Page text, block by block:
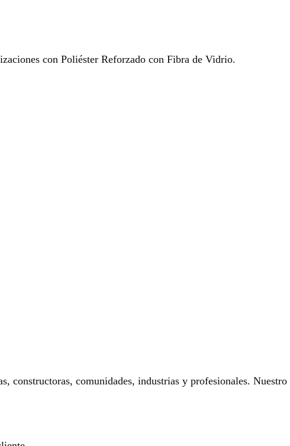
con Poliéster Reforzado con Fibra de Vidrio.
constructoras, comunidades, industrias y profesionales. Nuestro